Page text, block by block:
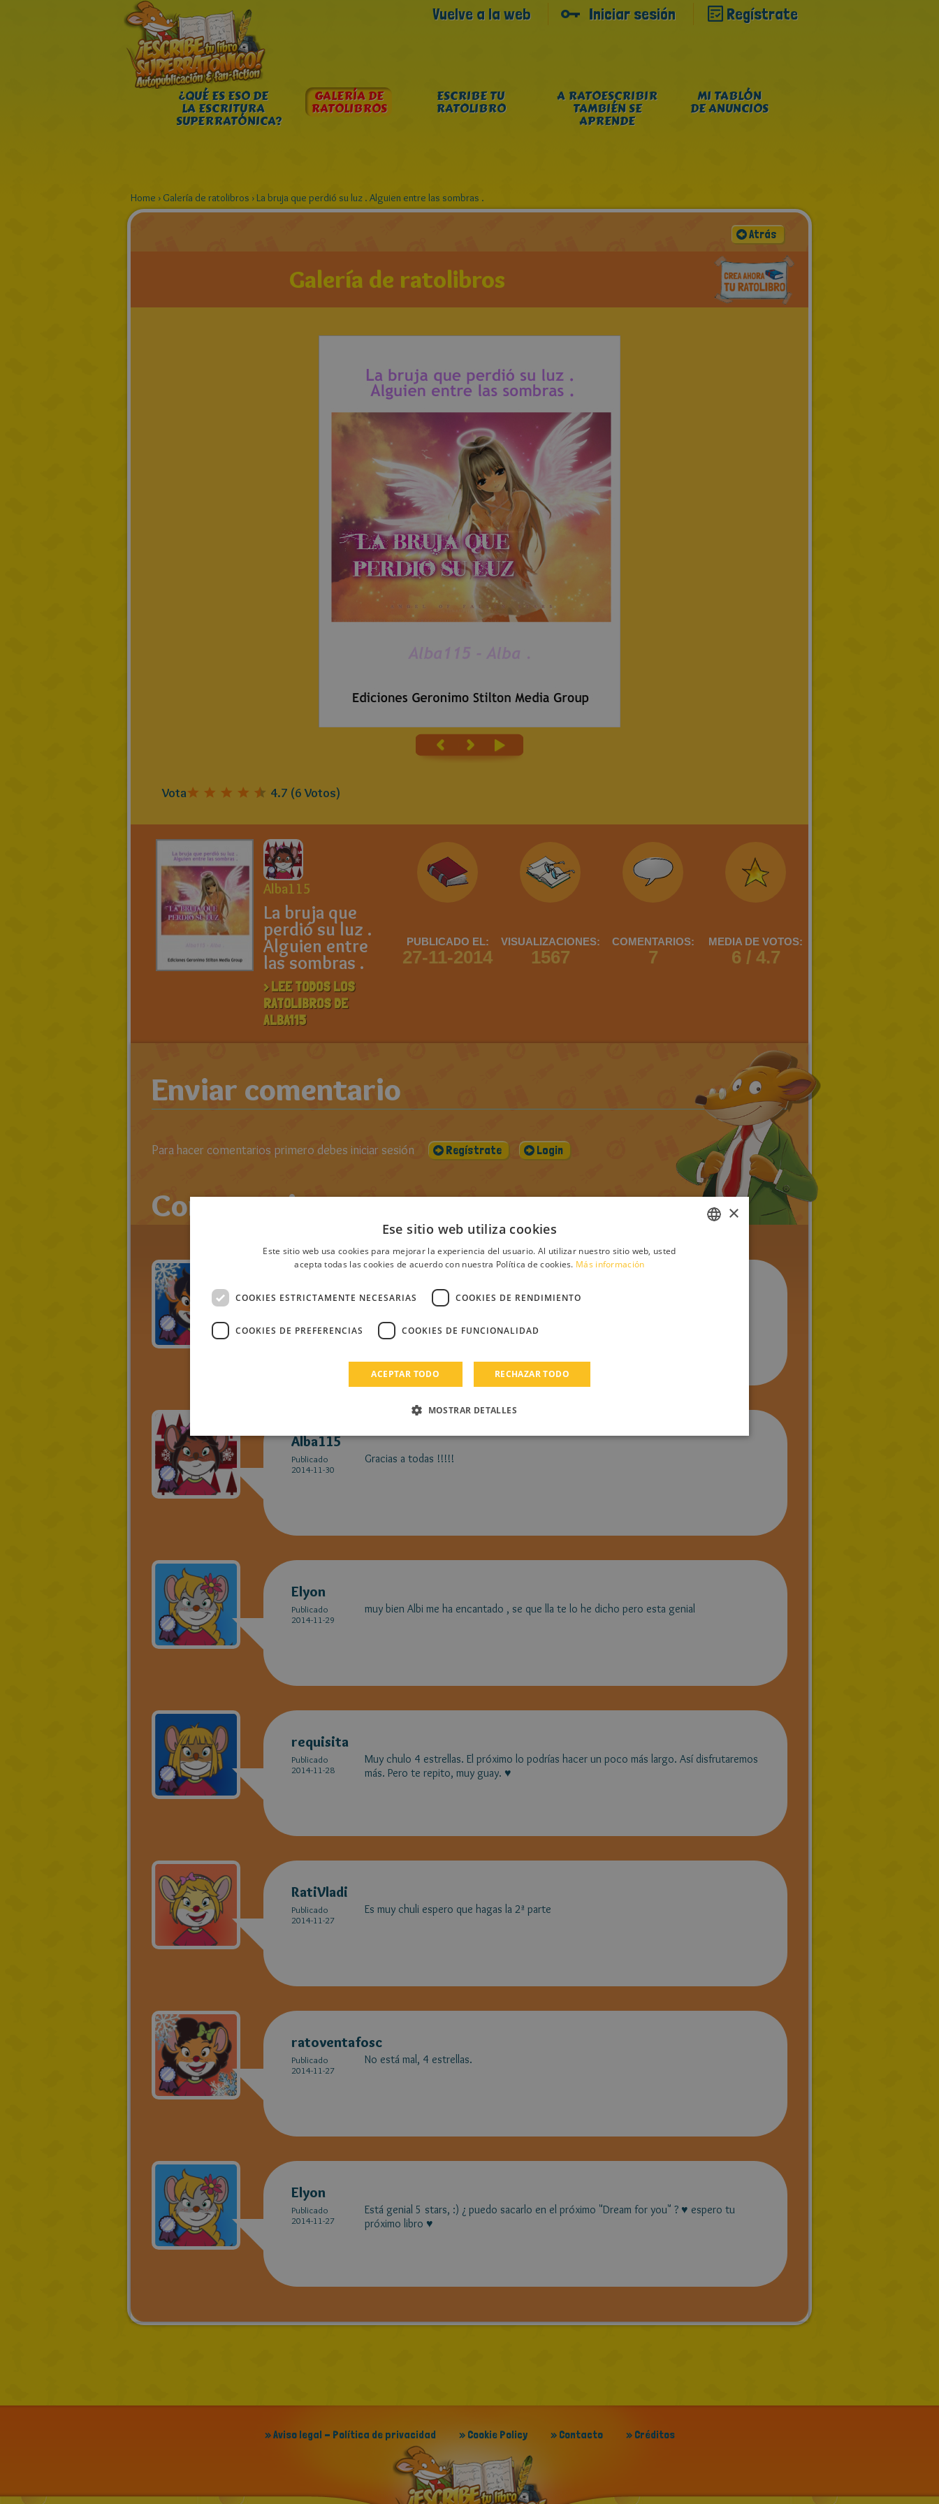
Vuelve a la web Iniciar sesión Regístrate
¿QUÉ ES ESO DE
LA ESCRITURA
SUPERRATÓNICA?
GALERÍA DE
RATOLIBROS
ESCRIBE TU
RATOLIBRO
A RATOESCRIBIR
TAMBIÉN SE
APRENDE
MI TABLÓN
DE ANUNCIOS
Home › Galería de ratolibros › La bruja que perdió su luz . Alguien entre las sombras .
Galería de ratolibros
Atrás
Vota 4.7 (6Votos)
Alba115
La bruja que
perdió su luz .
Alguien entre
las sombras .
> LEE TODOS LOS
RATOLIBROS DE
ALBA115
PUBLICADO EL:
27-11-2014
VISUALIZACIONES:
1567
COMENTARIOS:
7
MEDIA DE VOTOS:
6 / 4.7
Enviar comentario
Para hacer comentarios primero debes iniciar sesión Regístrate Login
Comentarios
ratalista
Es super chulo!!! Espero la segunda parte
Alba115
Publicado
2014-11-30
Gracias a todas !!!!!
Elyon
Publicado
2014-11-29
muy bien Albi me ha encantado , se que lla te lo he dicho pero esta genial
requisita
Publicado
2014-11-28
Muy chulo 4 estrellas. El próximo lo podrías hacer un poco más largo. Así disfrutaremos
más. Pero te repito, muy guay. ♥
RatiVladi
Publicado
2014-11-27
Es muy chuli espero que hagas la 2ª parte
ratoventafosc
Publicado
2014-11-27
No está mal, 4 estrellas.
Elyon
Publicado
2014-11-27
Está genial 5 stars, :) ¿ puedo sacarlo en el próximo "Dream for you" ? ♥ espero tu
próximo libro ♥
» Aviso legal - Política de privacidad » Cookie Policy » Contacto » Créditos
TURKISH
CATALAN
×
Ese sitio web utiliza cookies
Este sitio web usa cookies para mejorar la experiencia del usuario. Al utilizar nuestro sitio web, usted
acepta todas las cookies de acuerdo con nuestra Política de cookies. Más información
COOKIES ESTRICTAMENTE NECESARIAS COOKIES DE RENDIMIENTO
COOKIES DE PREFERENCIAS COOKIES DE FUNCIONALIDAD
ACEPTAR TODO RECHAZAR TODO
MOSTRAR DETALLES